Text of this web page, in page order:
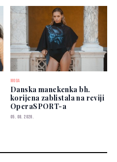
MODA
Danska manekenka bh.
korijena zablistala na reviji
OperaSPORT-a
05. 08. 2026.